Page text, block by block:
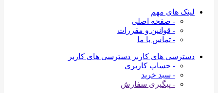
لینک های مهم
- صفحه اصلی
- قوانین و مقررات
- تماس با ما
دسترسی های کاربر دسترسی های کاربر
- حساب کاربری
- سبد خرید
- پیگیری سفارش